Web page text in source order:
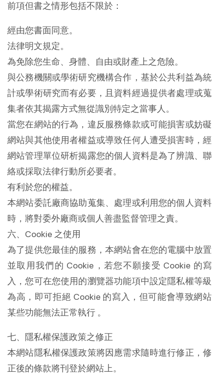
前項但書之情形包括不限於：
經由您書面同意。
法律明文規定。
為免除您生命、身體、自由或財產上之危險。
與公務機關或學術研究機構合作，基於公共利益為統
計或學術研究而有必要，且資料經過提供者處理或蒐
集者依其揭露方式無從識別特定之當事人。
當您在網站的行為，違反服務條款或可能損害或妨礙
網站與其他使用者權益或導致任何人遭受損害時，經
網站管理單位研析揭露您的個人資料是為了辨識、聯
絡或採取法律行動所必要者。
有利於您的權益。
本網站委託廠商協助蒐集、處理或利用您的個人資料
時，將對委外廠商或個人善盡監督管理之責。
六、Cookie 之使用
為了提供您最佳的服務，本網站會在您的電腦中放置
並取用我們的 Cookie，若您不願接受 Cookie 的寫
入，您可在您使用的瀏覽器功能項中設定隱私權等級
為高，即可拒絕 Cookie 的寫入，但可能會導致網站
某些功能無法正常執行 。
七、隱私權保護政策之修正
本網站隱私權保護政策將因應需求隨時進行修正，修
正後的條款將刊登於網站上。